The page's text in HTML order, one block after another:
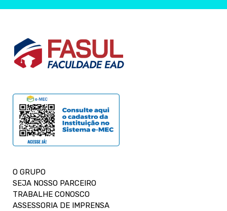
O GRUPO
SEJA NOSSO PARCEIRO
TRABALHE CONOSCO
ASSESSORIA DE IMPRENSA